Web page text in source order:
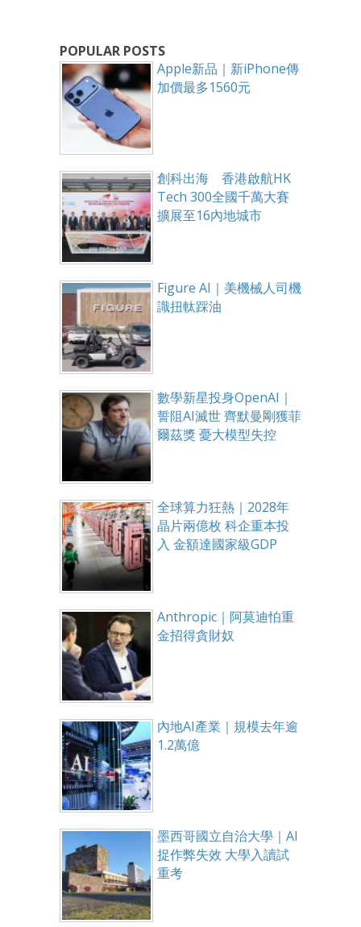
POPULAR POSTS
Apple新品｜新iPhone傳
加價最多1560元
創科出海 香港啟航HK
Tech 300全國千萬大賽
擴展至16內地城市
Figure AI｜美機械人司機
識扭軚踩油
數學新星投身OpenAI｜
誓阻AI滅世 齊默曼剛獲菲
爾茲獎 憂大模型失控
全球算力狂熱｜2028年
晶片兩億枚 科企重本投
入 金額達國家級GDP
Anthropic｜阿莫迪怕重
金招得貪財奴
內地AI產業｜規模去年逾
1.2萬億
墨西哥國立自治大學｜AI
捉作弊失效 大學入讀試
重考